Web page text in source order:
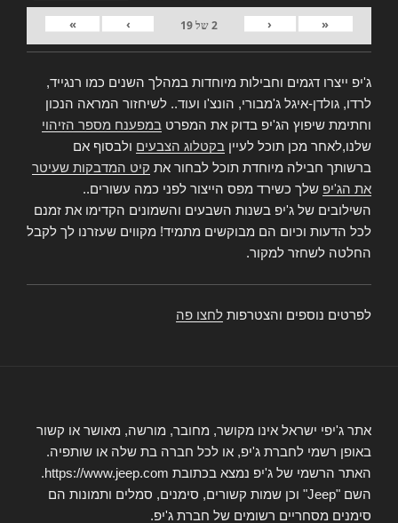
«
‹
2של19
›
»
ג'יפ ייצרו דגמים וחבילות מיוחדות במהלך השנים כמו רנגייד,
לרדו, גולדן-איגל ג'מבורי, הונצ'ו ועוד.. לשיחזור המראה הנכון
וחתימת שיפוץ הג'יפ בדוק את המפרט במפענח מספר הזיהוי
שלנו,לאחר מכן תוכל לעיין בקטלוג הצבעים ולבסוף אם
ברשותך חבילה מיוחדת תוכל לבחור את קיט המדבקות שעיטר
את הג'יפ שלך כשירד מפס הייצור לפני כמה עשורים..
השילובים של ג'יפ בשנות השבעים והשמונים הקדימו את זמנם
לכל הדעות וכיום הם מבוקשים מתמיד! מקווים שעזרנו לך לקבל
החלטה לשחזר למקור.
לפרטים נוספים והצטרפות לחצו פה
אתר ג'יפי ישראל אינו מקושר, מחובר, מורשה, מאושר או קשור
באופן רשמי לחברת ג'יפ, או לכל חברה בת שלה או שותפיה.
האתר הרשמי של ג'יפ נמצא בכתובת https://www.jeep.com.
השם "Jeep" וכן שמות קשורים, סימנים, סמלים ותמונות הם
סימנים מסחריים רשומים של חברת ג'יפ.